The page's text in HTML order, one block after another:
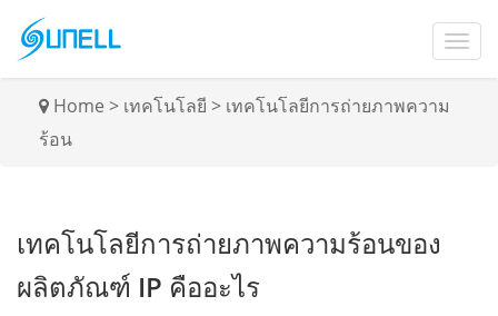
Home > เทคโนโลยี > เทคโนโลยีการถ่ายภาพความ
ร้อน
เทคโนโลยีการถ่ายภาพความร้อนของ
ผลิตภัณฑ์ IP คืออะไร